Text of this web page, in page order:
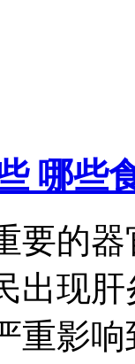
哪些
要的
出现
重影